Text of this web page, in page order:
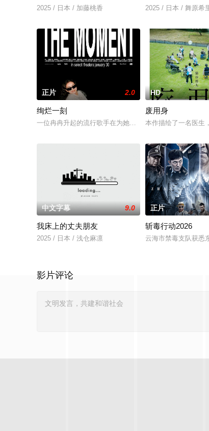
2025 / 日本 / 加藤桃香 2025 / 日本 / 舞原希
正片 2.0
绚烂一刻
一位冉冉升起的流行歌手在为她的巡回演唱会首秀做准备
HD
废用身
本作描绘了一名医生
中文字幕 9.0
我床上的丈夫朋友
2025 / 日本 / 浅仓麻凛
正片
斩毒行动2026
云海市禁毒支队获悉
影片评论